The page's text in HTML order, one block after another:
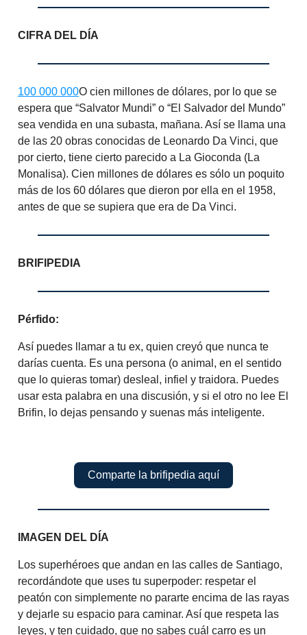
CIFRA DEL DÍA
100 000 000O cien millones de dólares, por lo que se
espera que “Salvator Mundi” o “El Salvador del Mundo”
sea vendida en una subasta, mañana. Así se llama una
de las 20 obras conocidas de Leonardo Da Vinci, que
por cierto, tiene cierto parecido a La Gioconda (La
Monalisa). Cien millones de dólares es sólo un poquito
más de los 60 dólares que dieron por ella en el 1958,
antes de que se supiera que era de Da Vinci.
BRIFIPEDIA
Pérfido:
Así puedes llamar a tu ex, quien creyó que nunca te
darías cuenta. Es una persona (o animal, en el sentido
que lo quieras tomar) desleal, infiel y traidora. Puedes
usar esta palabra en una discusión, y si el otro no lee El
Brifin, lo dejas pensando y suenas más inteligente.
Comparte la brifipedia aquí
IMAGEN DEL DÍA
Los superhéroes que andan en las calles de Santiago,
recordándote que uses tu superpoder: respetar el
peatón con simplemente no pararte encima de las rayas
y dejarle su espacio para caminar. Así que respeta las
leyes, y ten cuidado, que no sabes cuál carro es un